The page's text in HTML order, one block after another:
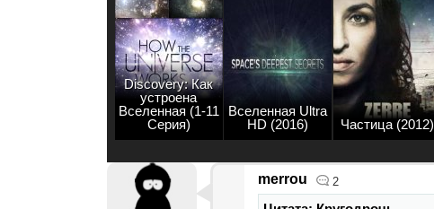
Discovery: Как
устроена
Вселенная (1-11
Серия)
Вселенная Ultra
HD (2016)
Частица (2012)
merrou 2